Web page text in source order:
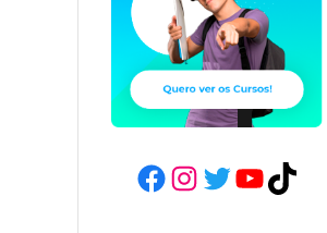
Facebook
Instagram
Twitter
YouTube
TikTok